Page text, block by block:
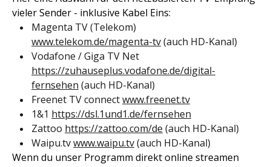
vieler Sender - inklusive Kabel Eins:
Magenta TV (Telekom)
www.telekom.de/magenta-tv(auch HD-Kanal)
Vodafone / Giga TV Net
https://zuhauseplus.vodafone.de/digital-
fernsehen (auch HD-Kanal)
Freenet TV connectwww.freenet.tv
1&1 https://dsl.1und1.de/fernsehen
Zattoo https://zattoo.com/de (auch HD-Kanal)
Waipu.tvwww.waipu.tv(auch HD-Kanal)
Wenn du unser Programm direkt online streamen